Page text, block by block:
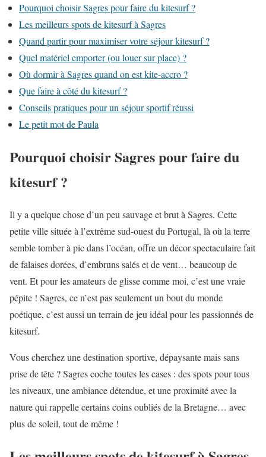
Pourquoi choisir Sagres pour faire du kitesurf ?
Les meilleurs spots de kitesurf à Sagres
Quand partir pour maximiser votre séjour kitesurf ?
Quel matériel emporter (ou louer sur place) ?
Où dormir à Sagres quand on est kite-accro ?
Que faire à côté du kitesurf ?
Conseils pratiques pour un séjour sportif réussi
Le petit mot de Paula
Pourquoi choisir Sagres pour faire du
kitesurf ?
Il y a quelque chose d’un peu sauvage et brut à Sagres. Cette
petite ville située à l’extrême sud-ouest du Portugal, là où la terre
semble tomber à pic dans l’océan, offre un décor spectaculaire fait
de falaises dorées, d’embruns salés et de vent… beaucoup de
vent. Et pour les amateurs de glisse comme moi, c’est une vraie
pépite ! Sagres, ce n’est pas seulement un bout du monde
poétique, c’est aussi un terrain de jeu idéal pour les passionnés de
kitesurf.
Vous cherchez une destination sportive, dépaysante mais sans
prise de tête ? Sagres coche toutes les cases : des spots pour tous
les niveaux, une ambiance détendue, et une proximité avec la
nature qui rappelle certains coins oubliés de la Bretagne… avec
plus de soleil, tout de même !